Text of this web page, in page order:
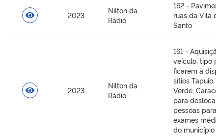
2023
Nilton da
Rádio
162 -
ruas da Vila
Santo
2023
Nilton da
Rádio
161 -
veículo, tipo
ficarem à
sítios Tapuio,
Verde,
para
pessoas para
exames
do município